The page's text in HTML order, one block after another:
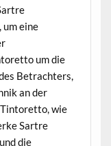
eine
um die
Betrachters,
an der
wie
Sartre
die